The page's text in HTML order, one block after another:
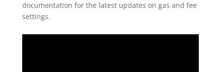
documentation for the latest updates on gas and fee
settings.